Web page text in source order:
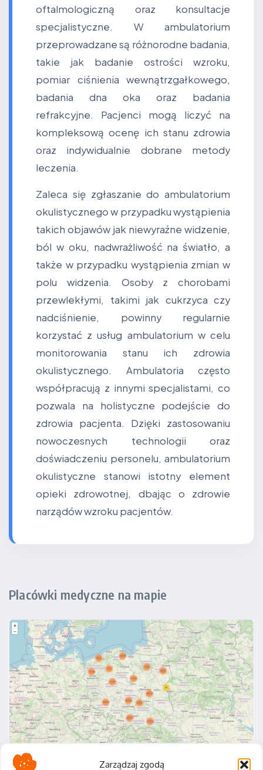
Zarządzaj zgodą
oftalmologiczną oraz konsultacje
specjalistyczne. W ambulatorium
przeprowadzane są różnorodne badania,
takie jak badanie ostrości wzroku,
pomiar ciśnienia wewnątrzgałkowego,
badania dna oka oraz badania
refrakcyjne. Pacjenci mogą liczyć na
kompleksową ocenę ich stanu zdrowia
oraz indywidualnie dobrane metody
leczenia.
Zaleca się zgłaszanie do ambulatorium
okulistycznego w przypadku wystąpienia
takich objawów jak niewyraźne widzenie,
ból w oku, nadwrażliwość na światło, a
także w przypadku wystąpienia zmian w
polu widzenia. Osoby z chorobami
przewlekłymi, takimi jak cukrzyca czy
nadciśnienie, powinny regularnie
korzystać z usług ambulatorium w celu
monitorowania stanu ich zdrowia
okulistycznego. Ambulatoria często
współpracują z innymi specjalistami, co
pozwala na holistyczne podejście do
zdrowia pacjenta. Dzięki zastosowaniu
nowoczesnych technologii oraz
doświadczeniu personelu, ambulatorium
okulistyczne stanowi istotny element
opieki zdrowotnej, dbając o zdrowie
narządów wzroku pacjentów.
Placówki medyczne na mapie